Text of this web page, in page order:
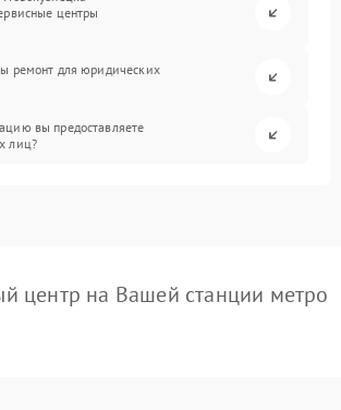
центры
ремонт для юридических
вы предоставляете
лиц?
центр на Вашей станции метро